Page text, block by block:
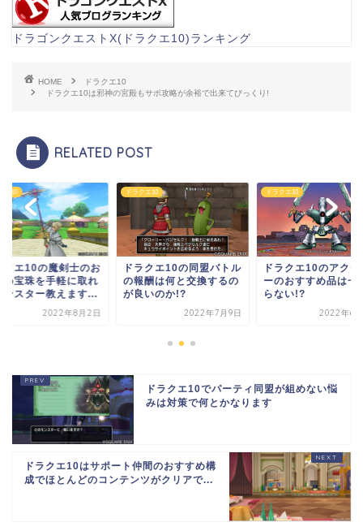
ドラゴンクエストX(ドラクエ10)ランキング
HOME
ドラクエ10
ドラクエ10は邪神の宮殿もサポ攻略が余裕で出来てびっくり!
RELATED POST
エ10
クエ10の魔剣士のお
め宝珠を手軽に取れ
ンスター教えます...
2022年8月2日
ドラクエ10
ドラクエ10の同盟バトル
の報酬は何と交換するの
が良いのか!?
2022年7月9日
ドラクエ10
ドラクエ10のアクセ
ーのおすすめ品は一
らない!?
2022年6
ドラクエ10でパーティ同盟が組めない悩
みは対策で何とかなります
ドラクエ10はサポート仲間のおすすめ構
成でほとんどのコンテンツがクリアで...